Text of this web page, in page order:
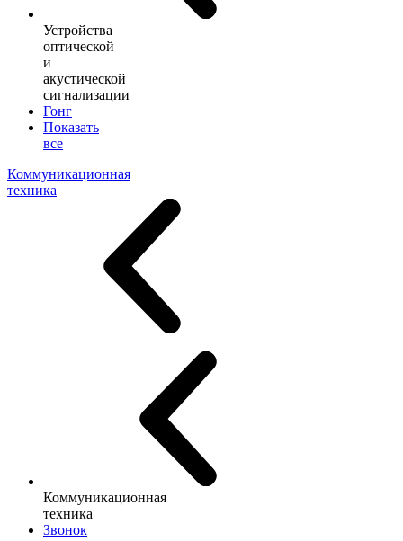
Устройства
оптической
и
акустической
сигнализации
Гонг
Показать
все
Коммуникационная
техника
Коммуникационная
техника
Звонок